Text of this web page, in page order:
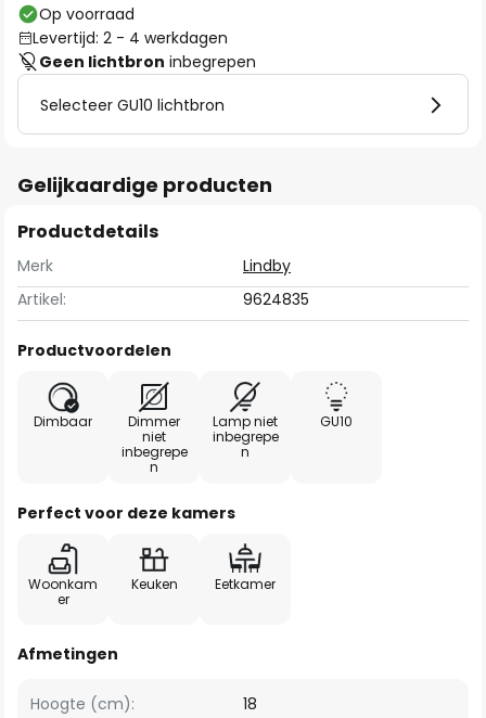
Op voorraad
Levertijd: 2 - 4 werkdagen
Geen lichtbron inbegrepen
Selecteer GU10 lichtbron
Gelijkaardige producten
Productdetails
Merk
Lindby
Artikel:
9624835
Productvoordelen
Dimbaar
Dimmer
niet
inbegrepe
n
Lamp niet
inbegrepe
n
GU10
Perfect voor deze kamers
Woonkam
er
Keuken Eetkamer
Afmetingen
Hoogte (cm):
18